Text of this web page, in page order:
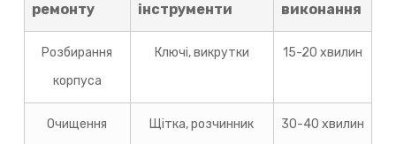
ремонту
інструменти
виконання
Розбирання
корпуса
Ключі, викрутки 15-20 хвилин
Очищення
Щітка, розчинник 30-40 хвилин